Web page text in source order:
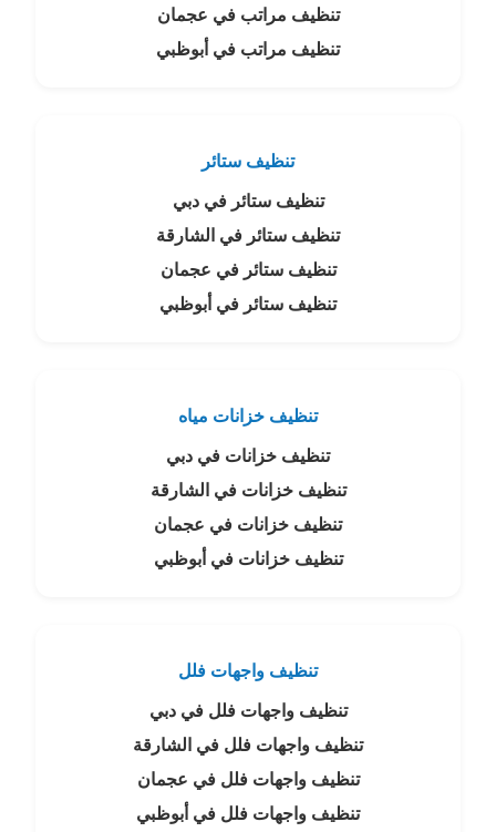
تنظيف مراتب في عجمان
تنظيف مراتب في أبوظبي
تنظيف ستائر
تنظيف ستائر في دبي
تنظيف ستائر في الشارقة
تنظيف ستائر في عجمان
تنظيف ستائر في أبوظبي
تنظيف خزانات مياه
تنظيف خزانات في دبي
تنظيف خزانات في الشارقة
تنظيف خزانات في عجمان
تنظيف خزانات في أبوظبي
تنظيف واجهات فلل
تنظيف واجهات فلل في دبي
تنظيف واجهات فلل في الشارقة
تنظيف واجهات فلل في عجمان
تنظيف واجهات فلل في أبوظبي